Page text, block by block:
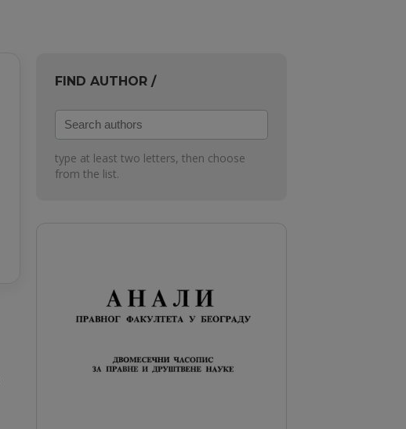
FIND AUTHOR /
Search
authors
type at least two letters, then choose
from the list.